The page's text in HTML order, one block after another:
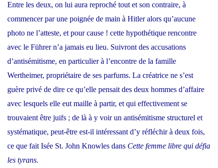
Entre les deux, on lui aura reproché tout et son contraire, à
commencer par une poignée de main à Hitler alors qu’aucune
photo ne l’atteste, et pour cause ! cette hypothétique rencontre
avec le Führer n’a jamais eu lieu. Suivront des accusations
d’antisémitisme, en particulier à l’encontre de la famille
Wertheimer, propriétaire de ses parfums. La créatrice ne s’est
guère privé de dire ce qu’elle pensait des deux hommes d’affaire
avec lesquels elle eut maille à partir, et qui effectivement se
trouvaient être juifs ; de là à y voir un antisémitisme structurel et
systématique, peut-être est-il intéressant d’y réfléchir à deux fois,
ce que fait Isée St. John Knowles dans Cette femme libre qui défia
les tyrans.